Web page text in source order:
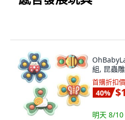
組, 昆蟲
首購折扣價
40%
明天 8/10